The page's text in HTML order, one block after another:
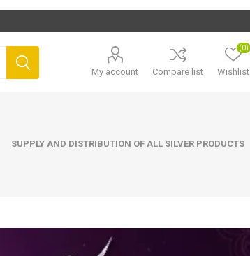
My account Compare list Wishlist
(0)
SUPPLY AND DISTRIBUTION OF ALL SILVER PRODUCTS